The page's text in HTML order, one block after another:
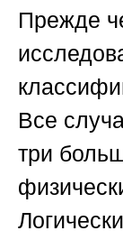
Прежде
Все
три